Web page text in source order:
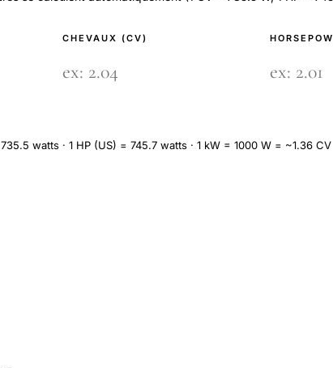
CHEVAUX (CV)
watts · 1 HP (US) = 745.7 watts · 1 kW = 1000 W = ~1.36 CV